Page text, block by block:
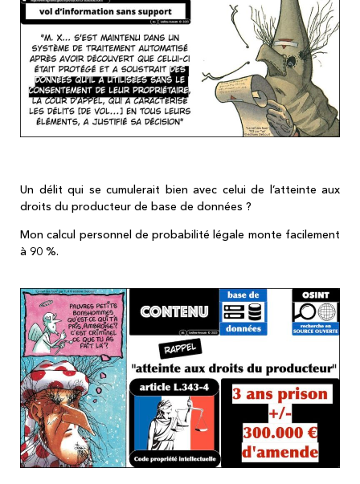
Un délit qui se cumulerait bien avec celui de l’atteinte aux
droits du producteur de base de données ?
Mon calcul personnel de probabilité légale monte facilement
à 90 %.